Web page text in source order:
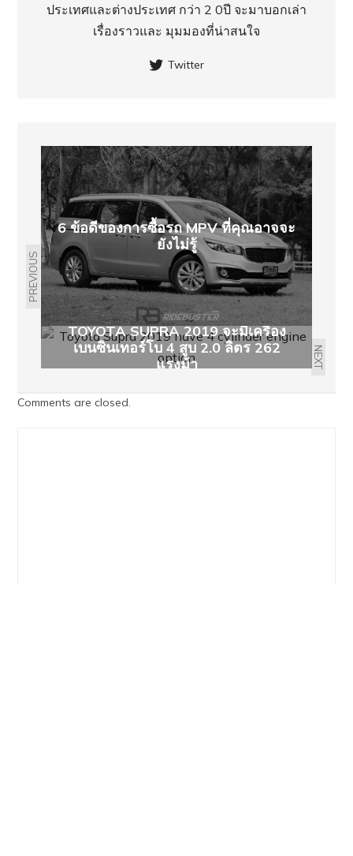
ประเทศ​และต่างประเทศ กว่า 2 0ปี จะมาบอกเล่า
เรื่องราวและ มุมมองที่น่าสนใจ
Twitter
PREVIOUS
6 ข้อดีของการซื้อรถ MPV ที่คุณอาจจะ
ยังไม่รู้
NEXT
TOYOTA SUPRA 2019 จะมีเครื่อง
เบนซินเทอร์โบ 4 สูบ 2.0 ลิตร 262
แรงม้า
Comments are closed.